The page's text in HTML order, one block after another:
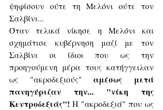
ψηφίσουν ούτε τη Μελόνι ούτε τον
Σαλβίνι...
Όταν τελικά νίκησε η Μελόνι και
σχημάτισε κυβέρνηση μαζί με τον
Σαλβίνι οι ίδιοι που ως την
προηγούμενη μέρα τους κατήγγειλαν
ως "ακροδεξιούς" αμέσως μετά
πανηγύριζαν την... "νίκη της
Κεντροδεξιάς"! Η "ακροδεξιά" που ως